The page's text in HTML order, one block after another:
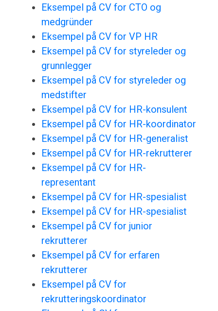
Eksempel på CV for CTO og
medgründer
Eksempel på CV for VP HR
Eksempel på CV for styreleder og
grunnlegger
Eksempel på CV for styreleder og
medstifter
Eksempel på CV for HR-konsulent
Eksempel på CV for HR-koordinator
Eksempel på CV for HR-generalist
Eksempel på CV for HR-rekrutterer
Eksempel på CV for HR-
representant
Eksempel på CV for HR-spesialist
Eksempel på CV for HR-spesialist
Eksempel på CV for junior
rekrutterer
Eksempel på CV for erfaren
rekrutterer
Eksempel på CV for
rekrutteringskoordinator